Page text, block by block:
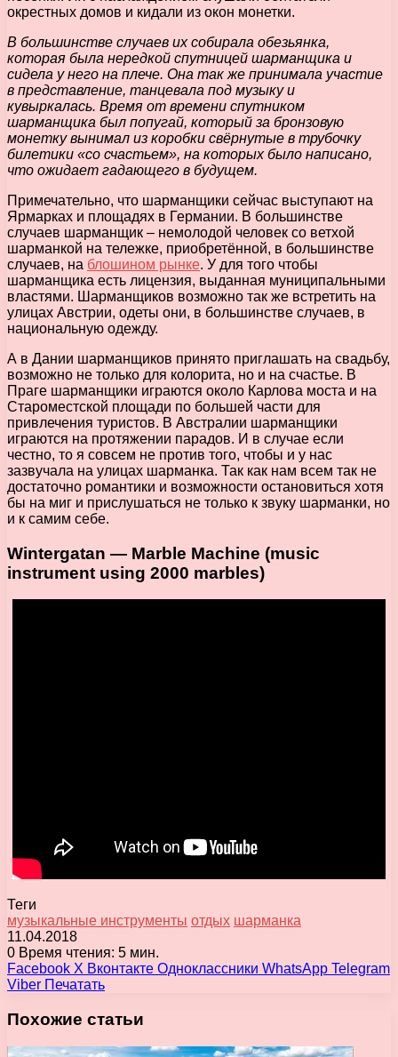
окрестных домов и кидали из окон монетки.
В большинстве случаев их собирала обезьянка,
которая была нередкой спутницей шарманщика и
сидела у него на плече. Она так же принимала участие
в представление, танцевала под музыку и
кувыркалась. Время от времени спутником
шарманщика был попугай, который за бронзовую
монетку вынимал из коробки свёрнутые в трубочку
билетики «со счастьем», на которых было написано,
что ожидает гадающего в будущем.
Примечательно, что шарманщики сейчас выступают на
Ярмарках и площадях в Германии. В большинстве
случаев шарманщик – немолодой человек со ветхой
шарманкой на тележке, приобретённой, в большинстве
случаев, на блошином рынке. У для того чтобы
шарманщика есть лицензия, выданная муниципальными
властями. Шарманщиков возможно так же встретить на
улицах Австрии, одеты они, в большинстве случаев, в
национальную одежду.
А в Дании шарманщиков принято приглашать на свадьбу,
возможно не только для колорита, но и на счастье. В
Праге шарманщики играются около Карлова моста и на
Староместской площади по большей части для
привлечения туристов. В Австралии шарманщики
играются на протяжении парадов. И в случае если
честно, то я совсем не против того, чтобы и у нас
зазвучала на улицах шарманка. Так как нам всем так не
достаточно романтики и возможности остановиться хотя
бы на миг и прислушаться не только к звуку шарманки, но
и к самим себе.
Wintergatan — Marble Machine (music
instrument using 2000 marbles)
Теги
музыкальные инструменты отдых шарманка
11.04.2018
0 Время чтения: 5 мин.
Facebook X Вконтакте Одноклассники WhatsApp Telegram
Viber Печатать
Похожие статьи